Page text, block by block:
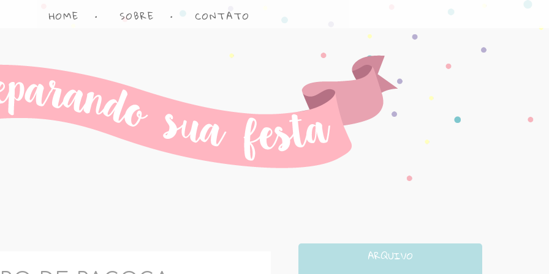
HOME • SOBRE • CONTATO
ARQUIVO